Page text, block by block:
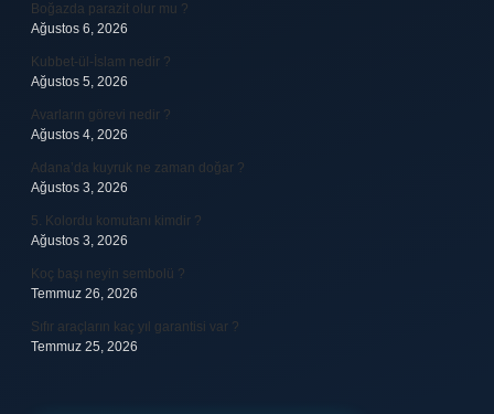
Boğazda parazit olur mu ?
Ağustos 6, 2026
Kubbet-ül-İslam nedir ?
Ağustos 5, 2026
Avarların görevi nedir ?
Ağustos 4, 2026
Adana’da kuyruk ne zaman doğar ?
Ağustos 3, 2026
5. Kolordu komutanı kimdir ?
Ağustos 3, 2026
Koç başı neyin sembolü ?
Temmuz 26, 2026
Sıfır araçların kaç yıl garantisi var ?
Temmuz 25, 2026